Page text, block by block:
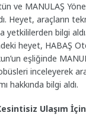
ve MANULAŞ
Heyet, araçların
yetkililerden bilgi
heyet, HABAŞ
eşliğinde
inceleyerek
hakkında bilgi aldı.
Ulaşım İçin